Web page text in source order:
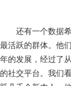
还有一个数据
最活跃的群体。他
年的发展，经过了
的社交平台。我们